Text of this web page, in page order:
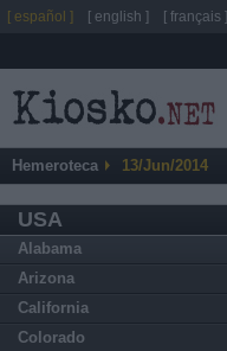
Hemeroteca 13/Jun/2014
USA
Alabama
Arizona
California
Colorado
[ español ] [ english ] [ français ]